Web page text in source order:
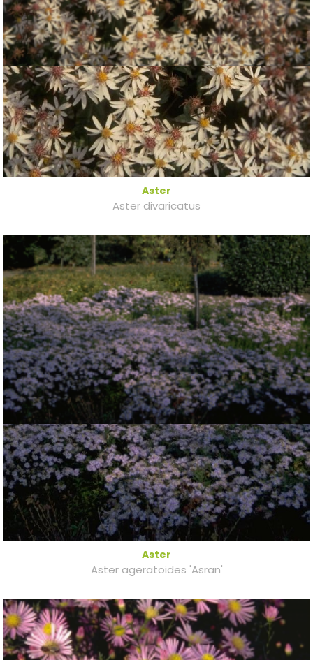
Aster
Aster divaricatus
Aster
Aster ageratoides 'Asran'